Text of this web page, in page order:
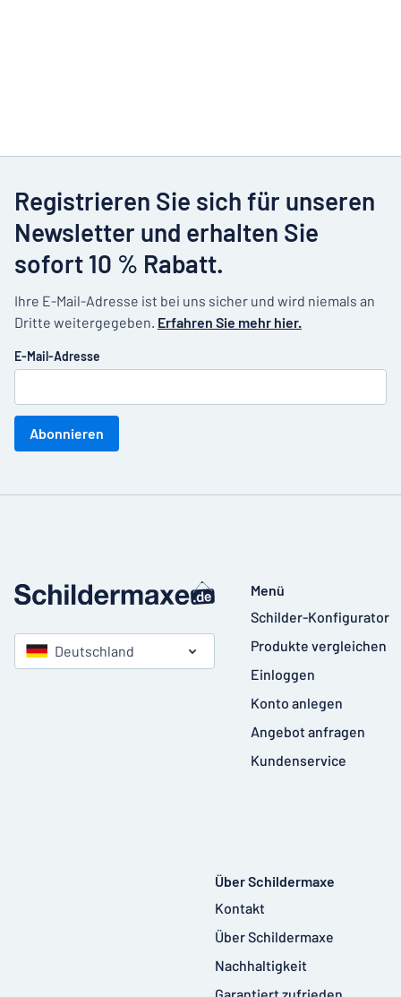
Registrieren Sie sich für unseren
Newsletter und erhalten Sie
sofort 10 % Rabatt.
Ihre E-Mail-Adresse ist bei uns sicher und wird niemals an
Dritte weitergegeben. Erfahren Sie mehr hier.
E-Mail-Adresse
Abonnieren
Deutschland
Menü
Schilder-Konfigurator
Produkte vergleichen
Einloggen
Konto anlegen
Angebot anfragen
Kundenservice
Über Schildermaxe
Kontakt
Über Schildermaxe
Nachhaltigkeit